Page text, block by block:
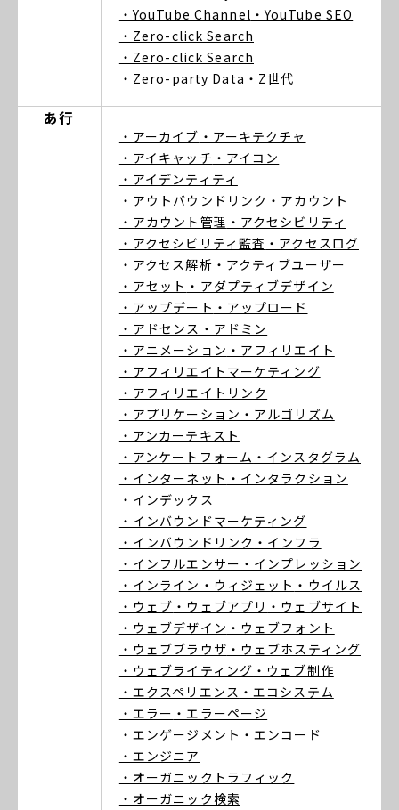
・YouTube Channel ・YouTube SEO
・Zero-click Search
・Zero-click Search
・Zero-party Data ・Z世代
あ行
・アーカイブ ・アーキテクチャ
・アイキャッチ ・アイコン
・アイデンティティ
・アウトバウンドリンク ・アカウント
・アカウント管理 ・アクセシビリティ
・アクセシビリティ監査 ・アクセスログ
・アクセス解析 ・アクティブユーザー
・アセット ・アダプティブデザイン
・アップデート ・アップロード
・アドセンス ・アドミン
・アニメーション ・アフィリエイト
・アフィリエイトマーケティング
・アフィリエイトリンク
・アプリケーション ・アルゴリズム
・アンカーテキスト
・アンケートフォーム ・インスタグラム
・インターネット ・インタラクション
・インデックス
・インバウンドマーケティング
・インバウンドリンク ・インフラ
・インフルエンサー ・インプレッション
・インライン ・ウィジェット ・ウイルス
・ウェブ ・ウェブアプリ ・ウェブサイト
・ウェブデザイン ・ウェブフォント
・ウェブブラウザ ・ウェブホスティング
・ウェブライティング ・ウェブ制作
・エクスペリエンス ・エコシステム
・エラー ・エラーページ
・エンゲージメント ・エンコード
・エンジニア
・オーガニックトラフィック
・オーガニック検索